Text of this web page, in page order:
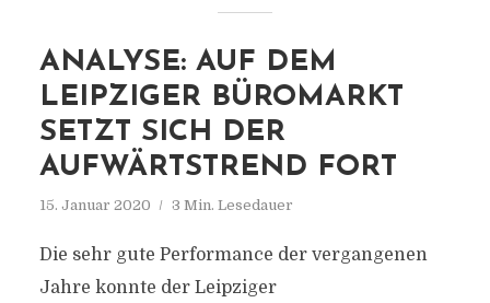
ANALYSE: AUF DEM
LEIPZIGER BÜROMARKT
SETZT SICH DER
AUFWÄRTSTREND FORT
15. Januar 2020 3 Min. Lesedauer
Die sehr gute Performance der vergangenen
Jahre konnte der Leipziger